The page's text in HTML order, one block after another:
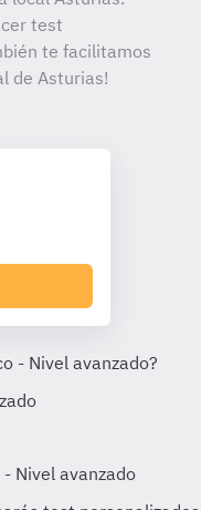
test
te facilitamos
de Asturias!